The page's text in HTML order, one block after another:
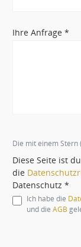
Ihre Anfrage *
Die mit einem
Diese Seite ist
die
Datenschutz *
Ich habe die
und die AGB